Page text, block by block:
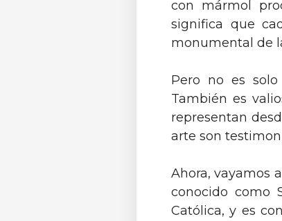
con mármol
significa que
monumental de
Pero no es
También es
representan
arte son
Ahora, vayamos al
conocido como
Católica, y es